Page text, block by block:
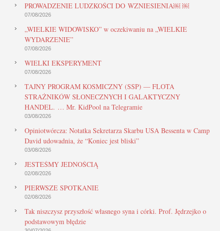
PROWADZENIE LUDZKOŚCI DO WZNIESIENIA￼ ￼
07/08/2026
„WIELKIE WIDOWISKO” w oczekiwaniu na „WIELKIE
WYDARZENIE”
07/08/2026
WIELKI EKSPERYMENT
07/08/2026
TAJNY PROGRAM KOSMICZNY (SSP) — FLOTA
STRAŻNIKÓW SŁONECZNYCH I GALAKTYCZNY
HANDEL. … Mr. KidPool na Telegramie
03/08/2026
Opiniotwórcza: Notatka Sekretarza Skarbu USA Bessenta w Camp
David udowadnia, że “Koniec jest bliski”
03/08/2026
JESTEŚMY JEDNOŚCIĄ
02/08/2026
PIERWSZE SPOTKANIE
02/08/2026
Tak niszczysz przyszłość własnego syna i córki. Prof. Jędrzejko o
podstawowym błędzie